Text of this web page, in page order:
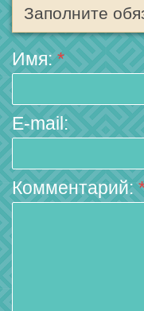
Заполните
Имя:*
E-mail:
Комментарий: